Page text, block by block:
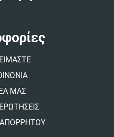
ΜΑΣ
ΑΠΟΡΡΗΤΟΥ